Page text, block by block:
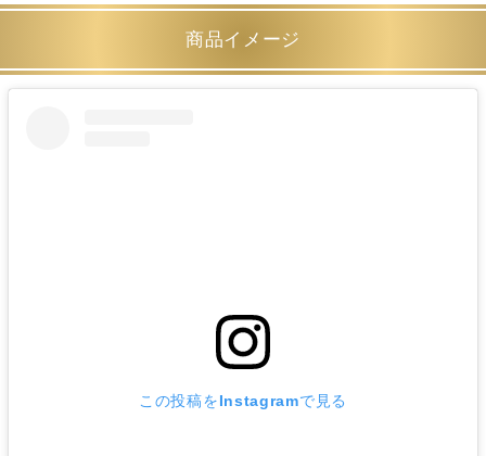
商品イメージ
この投稿をInstagramで見る